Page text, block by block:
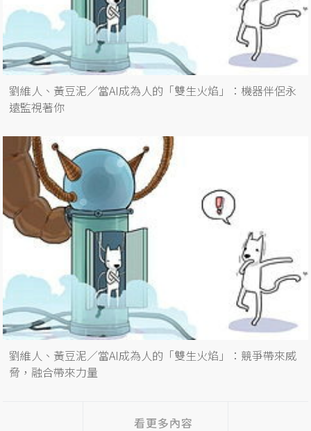
劉維人、黃豆泥／當AI成為人的「雙生火焰」：機器伴侶永
遠監視著你
劉維人、黃豆泥／當AI成為人的「雙生火焰」：競爭帶來威
脅，融合帶來力量
看更多內容